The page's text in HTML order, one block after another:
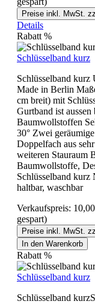
Preise inkl. MwSt.
Details
Rabatt %
Schlüsselband kurz
Schlüsselband
Made in Berlin
cm breit) mit
Gurtband ist
Baumwollstoffen
30° Zwei
Doppelfach aus
weiteren Stauraum
Baumwollstoffe,
Schlüsselband kurz
haltbar, waschbar
Verkaufspreis:
gespart)
Preise inkl. MwSt.
In den Warenkorb
Rabatt %
Schlüsselband kurz
Schlüsselband